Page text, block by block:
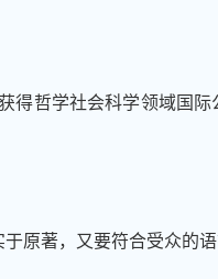
得哲学社会科学领域国
原著，又要符合受众的语